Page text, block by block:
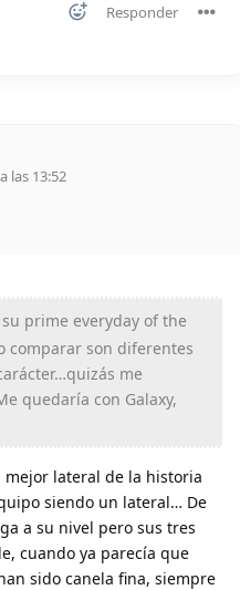
Responder
las 13:52
prime everyday of the
comparar son diferentes
me
quedaría con Galaxy,
lateral de la historia
siendo un lateral… De
a su nivel pero sus tres
cuando ya parecía que
sido canela fina, siempre